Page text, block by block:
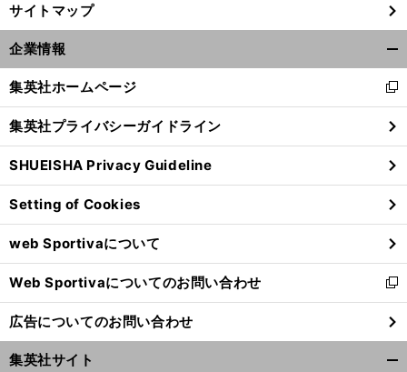
サイトマップ
企業情報
閉
る
集英社ホームページ
新
し
い
ウ
ィ
ン
ド
ウ
で
開
く
集英社プライバシーガイドライン
SHUEISHA Privacy Guideline
Setting of Cookies
web Sportivaについて
Web Sportivaについてのお問い合わせ
新
し
い
ウ
ィ
広告についてのお問い合わせ
集英社サイト